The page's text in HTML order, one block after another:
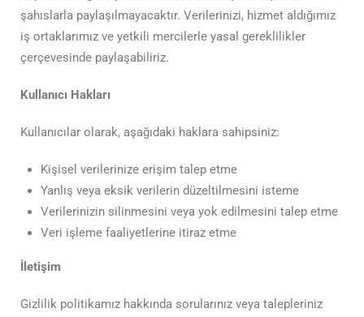
şahıslarla paylaşılmayacaktır. Verilerinizi, hizmet aldığımız
iş ortaklarımız ve yetkili mercilerle yasal gereklilikler
çerçevesinde paylaşabiliriz.
Kullanıcı Hakları
Kullanıcılar olarak, aşağıdaki haklara sahipsiniz:
Kişisel verilerinize erişim talep etme
Yanlış veya eksik verilerin düzeltilmesini isteme
Verilerinizin silinmesini veya yok edilmesini talep etme
Veri işleme faaliyetlerine itiraz etme
İletişim
Gizlilik politikamız hakkında sorularınız veya talepleriniz